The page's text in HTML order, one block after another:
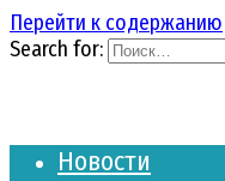
Перейти к содержанию
Search for:
Новости